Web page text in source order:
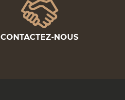
CONTACTEZ-NOUS